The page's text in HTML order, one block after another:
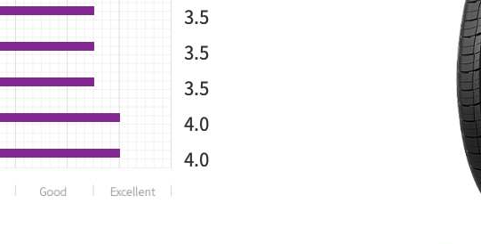
3.5
3.5
3.5
4.0
4.0